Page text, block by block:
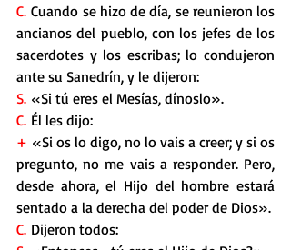
C. Cuando se hizo de día, se reunieron los
ancianos del pueblo, con los jefes de los
sacerdotes y los escribas; lo condujeron
ante su Sanedrín, y le dijeron:
S. «Si tú eres el Mesías, dínoslo».
C. Él les dijo:
+ «Si os lo digo, no lo vais a creer; y si os
pregunto, no me vais a responder. Pero,
desde ahora, el Hijo del hombre estará
sentado a la derecha del poder de Dios».
C. Dijeron todos: